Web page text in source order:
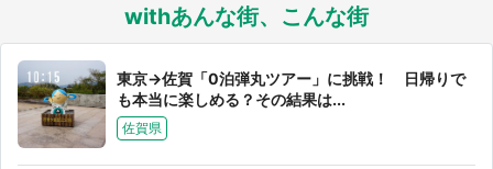
withあんな街、こんな街
東京→佐賀「0泊弾丸ツアー」に挑戦！ 日帰りで
も本当に楽しめる？その結果は...
佐賀県